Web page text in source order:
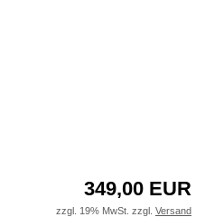
349,00 EUR
zzgl. 19% MwSt. zzgl. Versand